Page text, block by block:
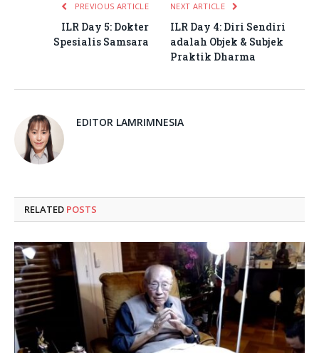
PREVIOUS ARTICLE
ILR Day 5: Dokter
Spesialis Samsara
NEXT ARTICLE
ILR Day 4: Diri Sendiri
adalah Objek & Subjek
Praktik Dharma
EDITOR LAMRIMNESIA
RELATED POSTS